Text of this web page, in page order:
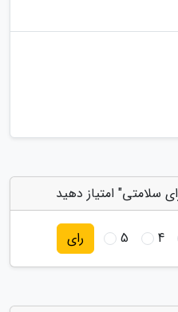
امتیاز دهید
4
5 رای